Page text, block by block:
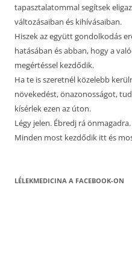
tapasztalatommal segítsek
változásaiban és kihívásaiban.
Hiszek az együtt gondolkodás
hatásában és abban, hogy a
megértéssel kezdődik.
Ha te is szeretnél közelebb
növekedést, önazonosságot,
kísérlek ezen az úton.
Légy jelen. Ébredj rá
Minden most kezdődik itt és
LÉLEKMEDICINA A FACEBOOK-ON